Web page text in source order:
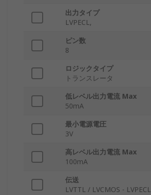
出力タイプ
LVPECL,
ピン数
8
ロジックタイプ
トランスレータ
低レベル出力電流 Max
50mA
最小電源電圧
3V
高レベル出力電流 Max
100mA
伝送
LVTTL / LVCMOS - LVPECL